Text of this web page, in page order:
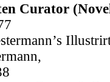
Curator